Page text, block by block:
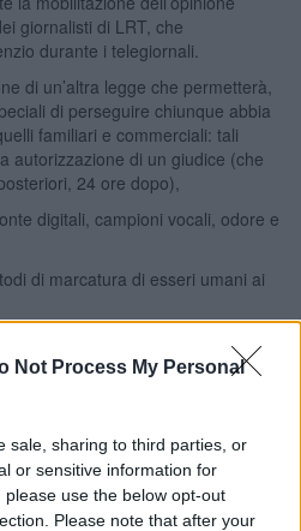
Not Process My Personal
sale, sharing to third parties, or
or sensitive information for
use the below opt-out
Please note that after your
giornalisti di LRT, che
durante i telegiornali.
di un’altra legge che permetterà,
di perseguire chiunque abbia
familiari e commerciali: tali
autorizzazione di un giudice (che
24 ore dopo),
digitali, campioni vocali, odore e
di marcatura di esseri umani ai
cronico logora … e non solo
forme diPanopticon digitale.